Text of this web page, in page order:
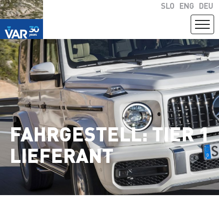
SLO ENG DEU
FAHRGESTELL: TIER 1
LIEFERANT